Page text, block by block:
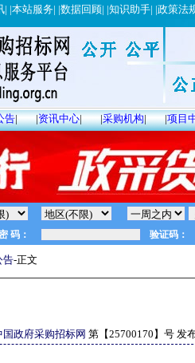
| |本站服务| |数据回顾| |知识助手| |政策法
告| |资讯中心| |采购机构| |项目
告-正文
国政府采购招标网 第【25700170 】号 发